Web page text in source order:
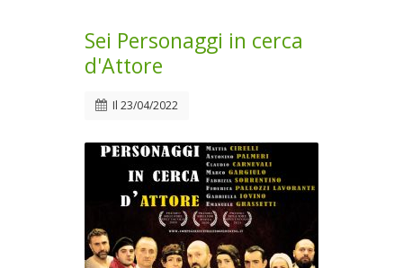
Sei Personaggi in cerca
d'Attore
Il 23/04/2022